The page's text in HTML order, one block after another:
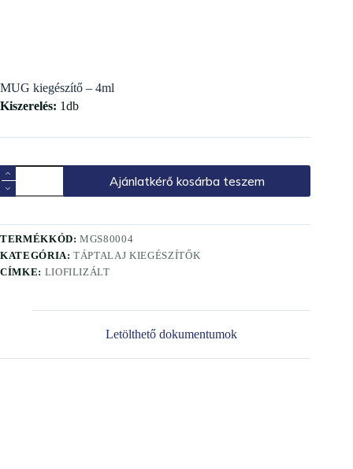
MUG kiegészítő – 4ml
Kiszerelés: 1db
Ajánlatkérő kosárba teszem
TERMÉKKÓD:MGS80004
KATEGÓRIA:TÁPTALAJ KIEGÉSZÍTŐK
CÍMKE: LIOFILIZÁLT
Letölthető dokumentumok